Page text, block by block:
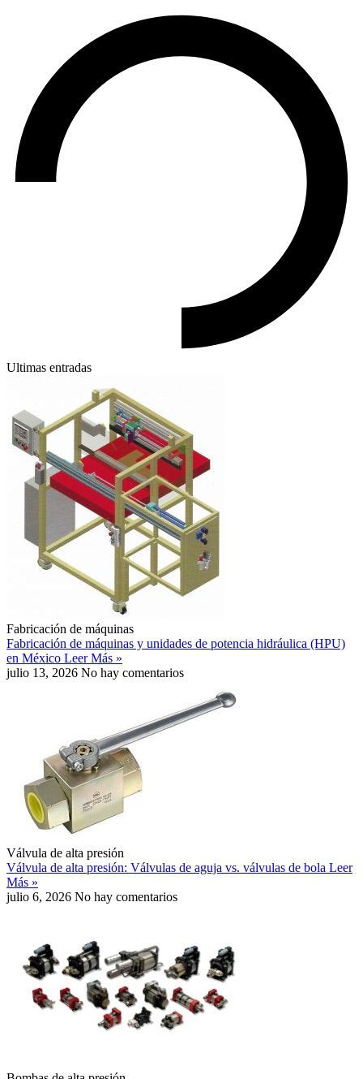
Ultimas entradas
Fabricación de máquinas
Fabricación de máquinas y unidades de potencia hidráulica (HPU)
en México Leer Más »
julio 13, 2026 No hay comentarios
Válvula de alta presión
Válvula de alta presión: Válvulas de aguja vs. válvulas de bola Leer
Más »
julio 6, 2026 No hay comentarios